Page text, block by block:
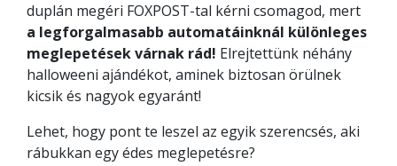
duplán megéri FOXPOST-tal kérni csomagod, mert
a legforgalmasabb automatáinknál különleges
meglepetések várnak rád! Elrejtettünk néhány
halloweeni ajándékot, aminek biztosan örülnek
kicsik és nagyok egyaránt!
Lehet, hogy pont te leszel az egyik szerencsés, aki
rábukkan egy édes meglepetésre?